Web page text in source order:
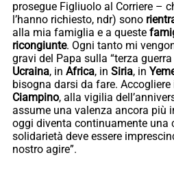
prosegue Figliuolo al Corriere –
l’hanno richiesto, ndr) sono
alla mia famiglia e a queste
ricongiunte. Ogni tanto mi
gravi del Papa sulla “terza
Ucraina, in Africa, in Siria, in
bisogna darsi da fare.
Ciampino, alla vigilia
assume una valenza ancora più
oggi diventa continuamente una
solidarietà deve essere
nostro agire”.